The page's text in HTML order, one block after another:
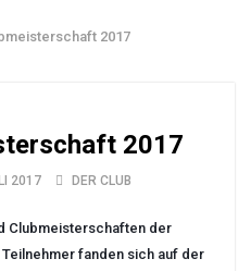
2017
2017
2017 DER CLUB
Clubmeisterschaften der
fanden sich auf der